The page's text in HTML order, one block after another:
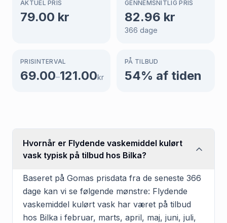
AKTUEL PRIS
79.00 kr
GENNEMSNITLIG PRIS
82.96 kr
366 dage
PRISINTERVAL
69.00–121.00kr
PÅ TILBUD
54% af tiden
Hvornår er Flydende vaskemiddel kulørt
vask typisk på tilbud hos Bilka?
Baseret på Gomas prisdata fra de seneste 366
dage kan vi se følgende mønstre: Flydende
vaskemiddel kulørt vask har været på tilbud
hos Bilka i februar, marts, april, maj, juni, juli,